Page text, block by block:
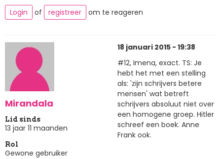
Login
of registreer om te reageren
Mirandala
Lid sinds
13 jaar 11 maanden
Rol
Gewone gebruiker
18 januari 2015 - 19:38
#12, Imena, exact. TS: Je
hebt het met een stelling
als: 'zijn schrijvers betere
mensen' wat betreft
schrijvers absoluut niet over
een homogene groep. Hitler
schreef een boek. Anne
Frank ook.